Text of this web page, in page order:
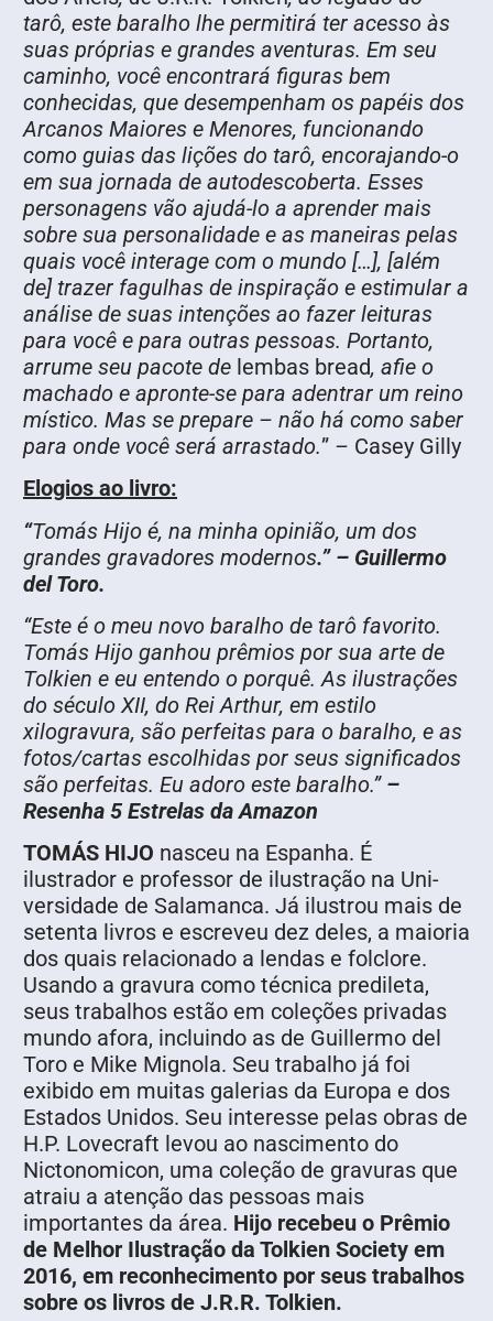
tarô, este baralho lhe permitirá ter acesso às
suas próprias e grandes aventuras. Em seu
caminho, você encontrará figuras bem
conhecidas, que desempenham os papéis dos
Arcanos Maiores e Menores, funcionando
como guias das lições do tarô, encorajando-o
em sua jornada de autodescoberta. Esses
personagens vão ajudá-lo a aprender mais
sobre sua personalidade e as maneiras pelas
quais você interage com o mundo […], [além
de] trazer fagulhas de inspiração e estimular a
análise de suas intenções ao fazer leituras
para você e para outras pessoas. Portanto,
arrume seu pacote de lembas bread, afie o
machado e apronte-se para adentrar um reino
místico. Mas se prepare – não há como saber
para onde você será arrastado.” – Casey Gilly
Elogios ao livro:
“Tomás Hijo é, na minha opinião, um dos
grandes gravadores modernos.” – Guillermo
del Toro.
“Este é o meu novo baralho de tarô favorito.
Tomás Hijo ganhou prêmios por sua arte de
Tolkien e eu entendo o porquê. As ilustrações
do século XII, do Rei Arthur, em estilo
xilogravura, são perfeitas para o baralho, e as
fotos/cartas escolhidas por seus significados
são perfeitas. Eu adoro este baralho.” –
Resenha 5 Estrelas da Amazon
TOMÁS HIJO nasceu na Espanha. É
ilustrador e professor de ilustração na Uni­
versidade de Salamanca. Já ilustrou mais de
setenta livros e escreveu dez deles, a maioria
dos quais relacionado a lendas e folclore.
Usando a gravura como técnica predileta,
seus trabalhos estão em coleções privadas
mundo afora, incluindo as de Guillermo del
Toro e Mike Mignola. Seu trabalho já foi
exibido em muitas gale­rias da Europa e dos
Estados Unidos. Seu interesse pelas obras de
H.P. Lovecraft levou ao nascimento do
Nictonomicon, uma coleção de gravuras que
atraiu a atenção das pessoas mais
importantes da área. Hijo recebeu o Prêmio
de Melhor Ilustração da Tolkien Society em
2016, em reconhecimento por seus trabalhos
sobre os livros de J.R.R. Tolkien.